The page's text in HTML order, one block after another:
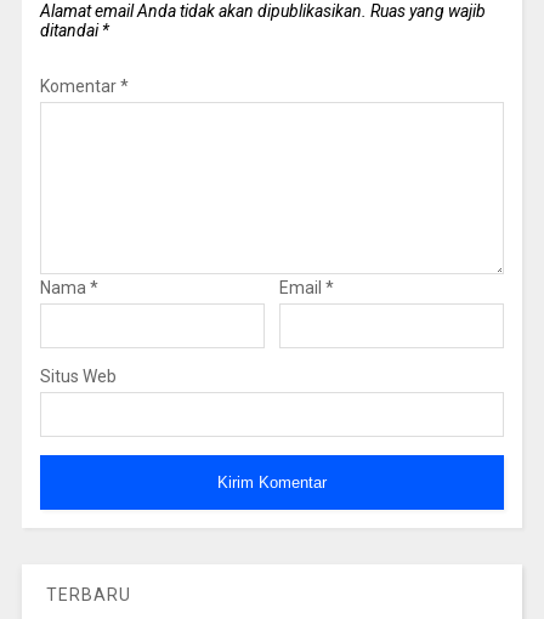
Alamat email Anda tidak akan dipublikasikan. Ruas yang wajib
ditandai*
Komentar*
Nama * Email *
Situs Web
TERBARU